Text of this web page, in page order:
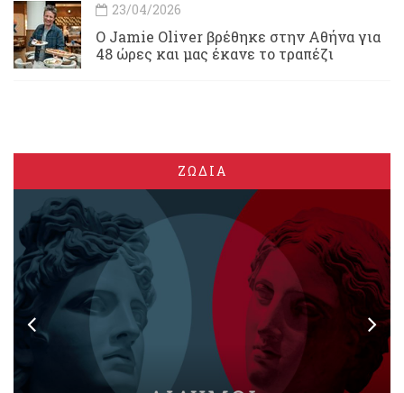
23/04/2026
Ο Jamie Oliver βρέθηκε στην Αθήνα για
48 ώρες και μας έκανε το τραπέζι
ΖΩΔΙΑ